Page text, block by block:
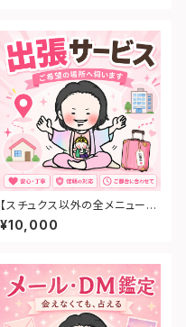
【スチュクス以外の全メニュー対
応】りヲぢの出張サービス
¥10,000